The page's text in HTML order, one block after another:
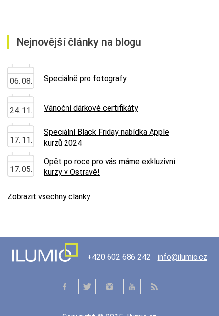
Nejnovější články na blogu
06. 08. Speciálně pro fotografy
24. 11. Vánoční dárkové certifikáty
17. 11.
Speciální Black Friday nabídka Apple
kurzů 2024
17. 05.
Opět po roce pro vás máme exkluzivní
kurzy v Ostravě!
Zobrazit všechny články
+420 602 686 242 info@ilumio.cz